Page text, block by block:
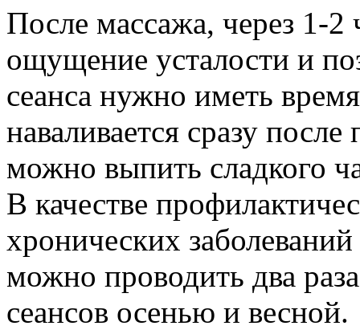
После массажа, через 1-2
ощущение усталости и
сеанса нужно иметь
наваливается сразу
можно выпить сладкого
В качестве
хронических
можно проводить два
сеансов осенью и весной.